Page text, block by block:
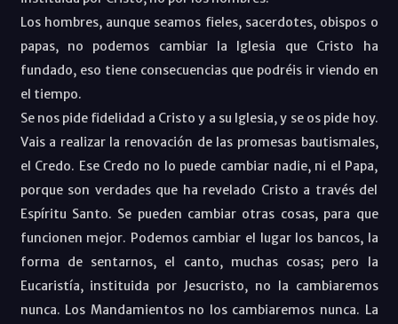
Los hombres, aunque seamos fieles, sacerdotes, obispos o
papas, no podemos cambiar la Iglesia que Cristo ha
fundado, eso tiene consecuencias que podréis ir viendo en
el tiempo.
Se nos pide fidelidad a Cristo y a su Iglesia, y se os pide hoy.
Vais a realizar la renovación de las promesas bautismales,
el Credo. Ese Credo no lo puede cambiar nadie, ni el Papa,
porque son verdades que ha revelado Cristo a través del
Espíritu Santo. Se pueden cambiar otras cosas, para que
funcionen mejor. Podemos cambiar el lugar los bancos, la
forma de sentarnos, el canto, muchas cosas; pero la
Eucaristía, instituida por Jesucristo, no la cambiaremos
nunca. Los Mandamientos no los cambiaremos nunca. La